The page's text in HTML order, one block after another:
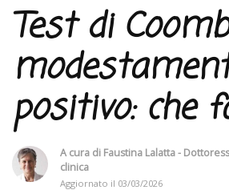
Test di
positivo: che
A cura di Faustina Lalatta -
clinica
Aggiornato il 03/03/2026